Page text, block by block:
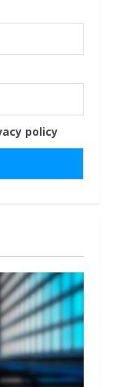
policy